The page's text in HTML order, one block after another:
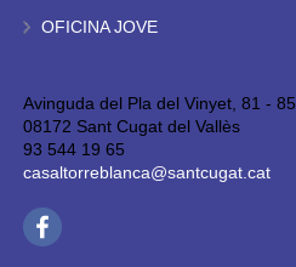
OFICINA JOVE
Avinguda del Pla del Vinyet, 81 - 85
08172 Sant Cugat del Vallès
93 544 19 65
casaltorreblanca@santcugat.cat